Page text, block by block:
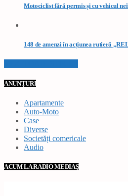
Motociclist fără permis și cu vehicul
148 de amenzi în acțiunea rutieră
ANUNȚURI
Apartamente
Auto-Moto
Case
Diverse
Societăți comericale
Audio
ACUM LA RADIO MEDIAȘ